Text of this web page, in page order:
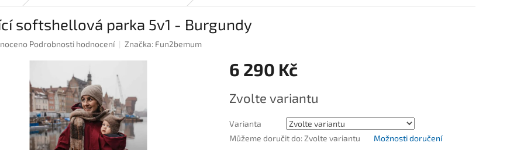
softshellová parka 5v1 - Burgundy
Podrobnosti hodnocení Značka: Fun2bemum
6 290 Kč
cena:
Zvolte variantu
Varianta
Můžeme doručit do: Zvolte variantu Možnosti doručení